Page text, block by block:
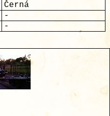
Černá
-
-